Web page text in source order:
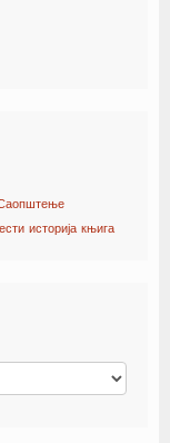
историја књига